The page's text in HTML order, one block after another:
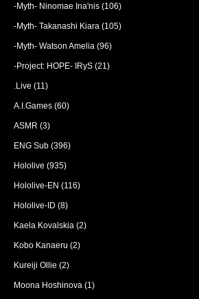
-Myth- Ninomae Ina'nis (106)
-Myth- Takanashi Kiara (105)
-Myth- Watson Amelia (96)
-Project: HOPE- IRyS (21)
.Live (11)
A.I.Games (60)
ASMR (3)
ENG Sub (396)
Hololive (935)
Hololive-EN (116)
Hololive-ID (8)
Kaela Kovalskia (2)
Kobo Kanaeru (2)
Kureiji Ollie (2)
Moona Hoshinova (1)